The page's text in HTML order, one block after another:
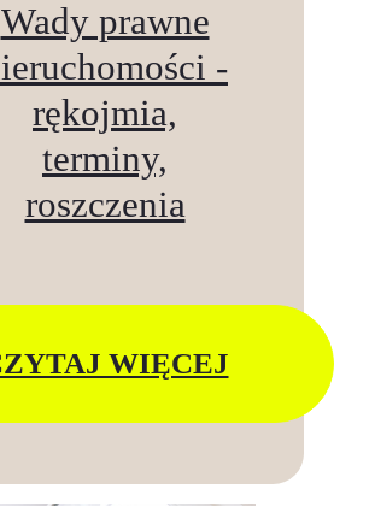
Wady prawne
-
rękojmia,
terminy,
roszczenia
WIĘCEJ